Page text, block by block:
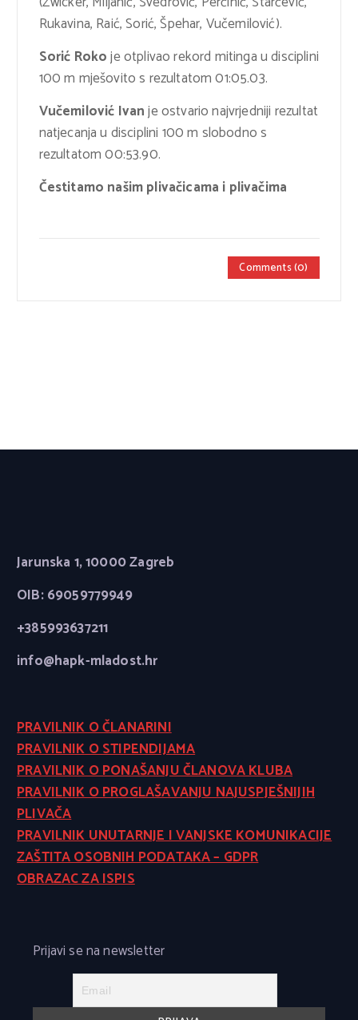
Rukavina, Raić, Sorić, Špehar, Vučemilović).
Sorić Rokoje otplivao rekord mitinga u disciplini
100 m mješovito s rezultatom 01:05.03.
Vučemilović Ivanje ostvario najvrjedniji rezultat
natjecanja u disciplini 100 m slobodno s
rezultatom 00:53.90.
Čestitamo našim plivačicama i plivačima
Comments (0)
Jarunska 1, 10000 Zagreb
OIB: 69059779949
+385993637211
info@hapk-mladost.hr
PRAVILNIK O ČLANARINI
PRAVILNIK O STIPENDIJAMA
PRAVILNIK O PONAŠANJU ČLANOVA KLUBA
PRAVILNIK O PROGLAŠAVANJU NAJUSPJEŠNIJIH
PLIVAČA
PRAVILNIK UNUTARNJE I VANJSKE KOMUNIKACIJE
ZAŠTITA OSOBNIH PODATAKA – GDPR
OBRAZAC ZA ISPIS
Prijavi se na newsletter